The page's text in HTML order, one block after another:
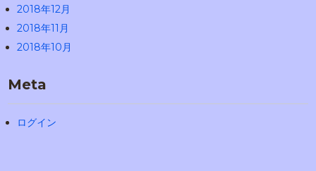
2018年12月
2018年11月
2018年10月
Meta
ログイン